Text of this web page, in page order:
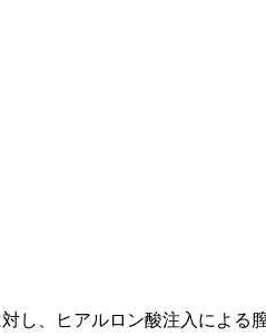
し、ヒアルロン酸注入による